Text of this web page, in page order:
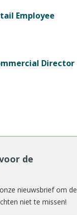
Employee
Director
de
nieuwsbrief om de
niet te missen!